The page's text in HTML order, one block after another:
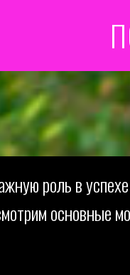
роль в
основные